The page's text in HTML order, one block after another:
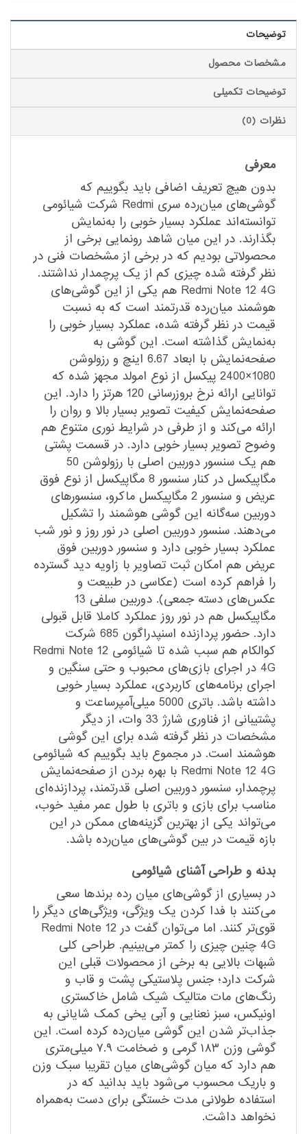
توضیحات
مشخصات محصول
توضیحات تکمیلی
نظرات (0)
معرفی
بدون هیچ تعریف اضافی باید بگوییم که
گوشی‌های میان‌رده سری Redmi شرکت شیائومی
توانسته‌اند عملکرد بسیار خوبی را به‌نمایش
بگذارند. در این میان شاهد رونمایی برخی از
محصولاتی بودیم که در برخی از مشخصات فنی در
نظر گرفته شده چیزی کم از یک پرچمدار نداشتند.
Redmi Note 12 4G هم یکی از این گوشی‌های
هوشمند میان‌رده قدرتمند است که به نسبت
قیمت در نظر گرفته شده، عملکرد بسیار خوبی را
به‌نمایش گذاشته است. این گوشی به
صفحه‌نمایش با ابعاد 6.67 اینچ و رزولوشن
1080×2400 پیکسل از نوع امولد مجهز شده که
توانایی ارائه نرخ بروزرسانی 120 هرتز را دارد. این
صفحه‌نمایش کیفیت تصویر بسیار بالا و روان را
ارائه می‌کند و از طرفی در شرایط نوری متنوع هم
وضوح تصویر بسیار خوبی دارد. در قسمت پشتی
هم یک سنسور دوربین اصلی با رزولوشن 50
مگاپیکسل در کنار سنسور 8 مگاپیکسل از نوع فوق
عریض و سنسور 2 مگاپیکسل ماکرو، سنسور‌های
دوربین سه‌گانه این گوشی هوشمند را تشکیل
می‌دهند. سنسور دوربین اصلی در نور روز و نور شب
عملکرد بسیار خوبی دارد و سنسور دوربین فوق
عریض هم امکان ثبت تصاویر با زاویه دید گسترده
را فراهم کرده است (عکاسی در طبیعت و
عکس‌های دسته جمعی). دوربین سلفی 13
مگاپیکسل هم در نور روز عملکرد کاملا قابل قبولی
دارد. حضور پردازنده اسنپدراگون 685 شرکت
کوالکام هم سبب شده تا شیائومی Redmi Note 12
4G در اجرای بازی‌های محبوب و حتی سنگین و
اجرای برنامه‌های کاربردی، عملکرد بسیار خوبی
داشته باشد. باتری 5000 میلی‌آمپر‌ساعت و
پشتیبانی از فناوری شارژ 33 وات، از دیگر
مشخصات در نظر گرفته شده برای این گوشی
هوشمند است. در مجموع باید بگوییم که شیائومی
Redmi Note 12 4G با بهره بردن از صفحه‌نمایش
پرچمدار، سنسور دوربین اصلی قدرتمند، پردازنده‌ای
مناسب برای بازی و باتری با طول عمر مفید خوب،
می‌تواند یکی از بهترین گزینه‌های ممکن در این
بازه قیمت در بین گوشی‌های میان‌رده باشد.
بدنه و طراحی آشنای شیائومی
در بسیاری از گوشی‌های میان رده برندها سعی
می‌کنند با فدا کردن یک ویژگی، ویژگی‌های دیگر را
قوی‌تر کنند. اما می‌توان گفت در Redmi Note 12
4G چنین چیزی را کمتر می‌بینیم. طراحی کلی
شبهات بالایی به برخی از محصولات قبلی این
شرکت دارد؛ جنس پلاستیکی پشت و قاب و
رنگ‌های مات متالیک شیک شامل خاکستری
اونیکس، سبز نعنایی و آبی یخی کمک شایانی به
جذاب‌تر شدن این گوشی میان‌رده کرده است. این
گوشی وزن ۱۸۳ گرمی و ضخامت ۷.۹ میلی‌متری
هم دارد که میان گوشی‌های میان تقریبا سبک وزن
و باریک محسوب می‌شود باید بدانید که در
استفاده طولانی مدت خستگی برای دست به‌همراه
نخواهد داشت.